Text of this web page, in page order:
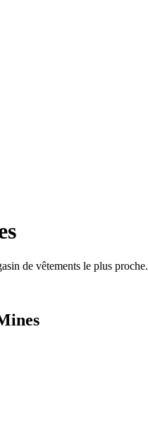
de vêtements le plus proche.